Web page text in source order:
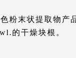
粉末状提取物产
的干燥块根。